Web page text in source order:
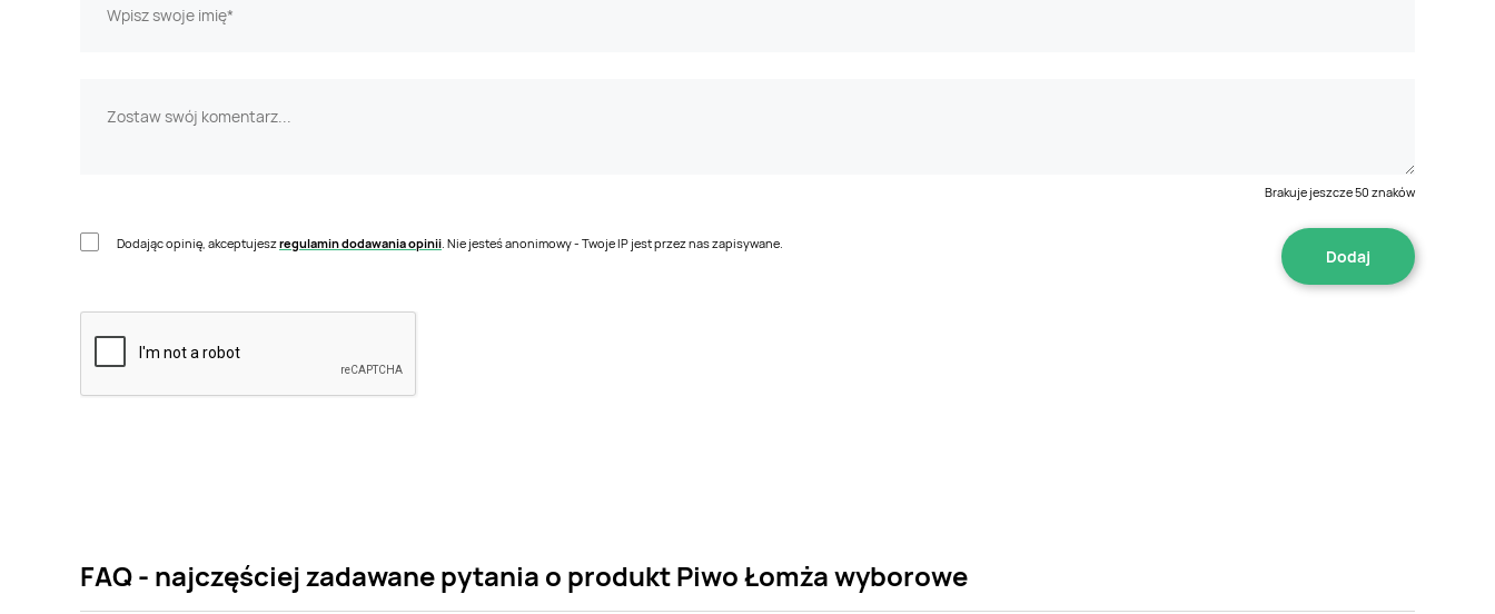
Brakuje jeszcze50 znaków
Dodając opinię, akceptujeszregulamin dodawania opinii. Nie jesteś anonimowy - Twoje IP jest przez nas zapisywane.
FAQ - najczęściej zadawane pytania o produkt Piwo Łomża wyborowe